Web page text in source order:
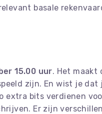
basale
15.00 uur. Het maakt
zijn. En wist je dat
extra bits verdienen
Er zijn